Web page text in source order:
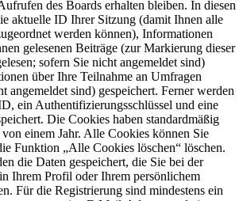
des Boards erhalten bleiben. In diesen
aktuelle ID Ihrer Sitzung (damit Ihnen alle
werden können), Informationen
gelesenen Beiträge (zur Markierung dieser
sofern Sie nicht angemeldet sind)
über Ihre Teilnahme an Umfragen
angemeldet sind) gespeichert. Ferner werden
ein Authentifizierungsschlüssel und eine
Die Cookies haben standardmäßig
einem Jahr. Alle Cookies können Sie
Funktion „Alle Cookies löschen“ löschen.
die Daten gespeichert, die Sie bei der
Ihrem Profil oder Ihrem persönlichem
Für die Registrierung sind mindestens ein